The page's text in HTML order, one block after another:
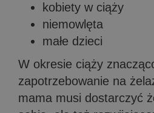
kobiety w ciąży
niemowlęta
małe dzieci
W okresie ciąży
zapotrzebowanie na
mama musi dostarczyć